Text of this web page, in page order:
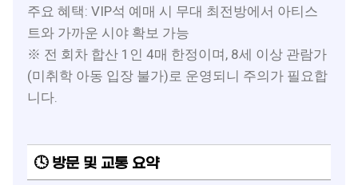
주요 혜택: VIP석 예매 시 무대 최전방에서 아티스
트와 가까운 시야 확보 가능
※ 전 회차 합산 1인 4매 한정이며, 8세 이상 관람가
(미취학 아동 입장 불가)로 운영되니 주의가 필요합
니다.
🕓 방문 및 교통 요약